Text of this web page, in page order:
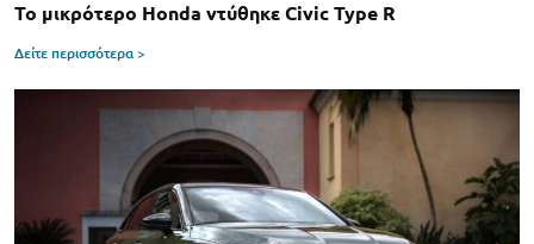
Το μικρότερο Honda ντύθηκε Civic Type R
Δείτε περισσότερα >